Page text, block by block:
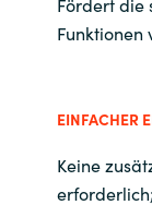
Funktionen
EINFACHER
Keine